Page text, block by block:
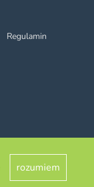
Regulamin
rozumiem